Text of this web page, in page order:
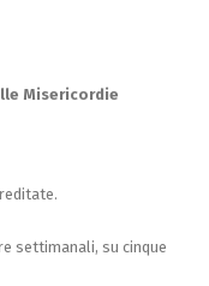
Misericordie
settimanali, su cinque